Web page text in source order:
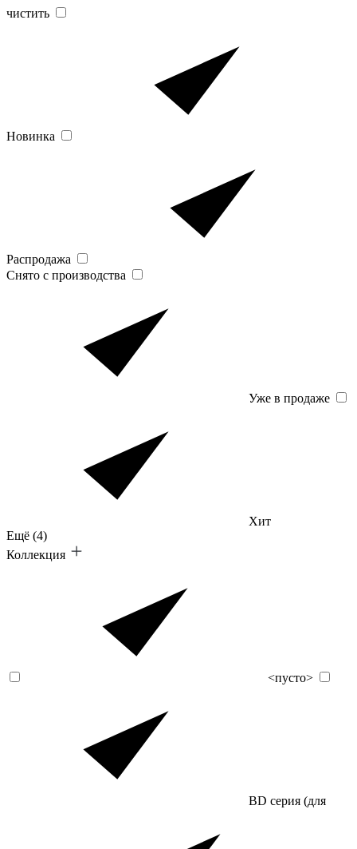
чистить
Новинка
Распродажа
Снято с производства
Уже в продаже
Хит
Ещё (4)
Коллекция
<пусто>
BD серия (для